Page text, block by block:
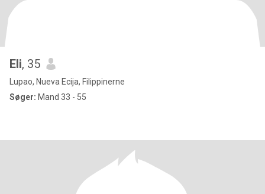
Eli, 35
Lupao, Nueva Ecija, Filippinerne
Søger: Mand 33 - 55